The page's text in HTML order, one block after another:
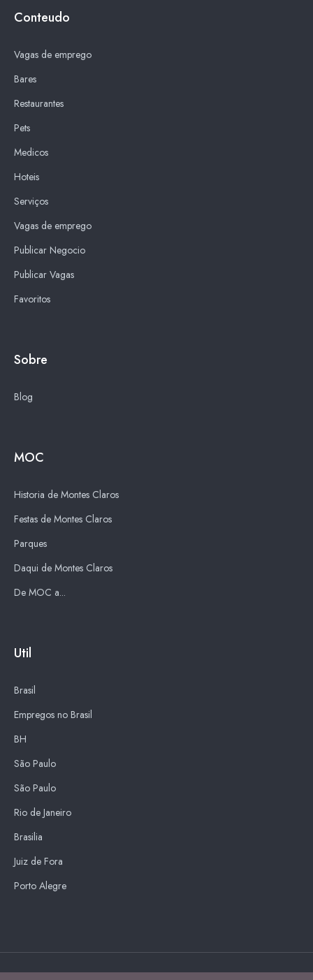
Conteudo
Vagas de emprego
Bares
Restaurantes
Pets
Medicos
Hoteis
Serviços
Vagas de emprego
Publicar Negocio
Publicar Vagas
Favoritos
Sobre
Blog
MOC
Historia de Montes Claros
Festas de Montes Claros
Parques
Daqui de Montes Claros
De MOC a...
Util
Brasil
Empregos no Brasil
BH
São Paulo
São Paulo
Rio de Janeiro
Brasilia
Juiz de Fora
Porto Alegre